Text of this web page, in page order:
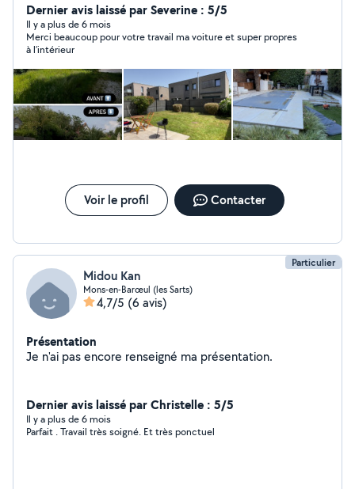
pression. Je suis associé à une entreprise de jardinage,
ce qui me permet d'avoir du matériel de professionnel.
N'hésitez pas à me contacter par la messagerie
allovoisins ou téléphone, affiché sur mon profil. Merci de
me joindre des photos et le plus d'informations
possible. Aussi, je peux me déplacer pour faire des
devis.
Dernier avis laissé par Severine : 5/5
Il y a plus de 6 mois
Merci beaucoup pour votre travail ma voiture et super propres
à l’intérieur
Voir le profil Contacter
Particulier
Midou Kan
Mons-en-Barœul (les Sarts)
4,7/5 (6 avis)
Présentation
Je n'ai pas encore renseigné ma présentation.
Dernier avis laissé par Christelle : 5/5
Il y a plus de 6 mois
Parfait . Travail très soigné. Et très ponctuel